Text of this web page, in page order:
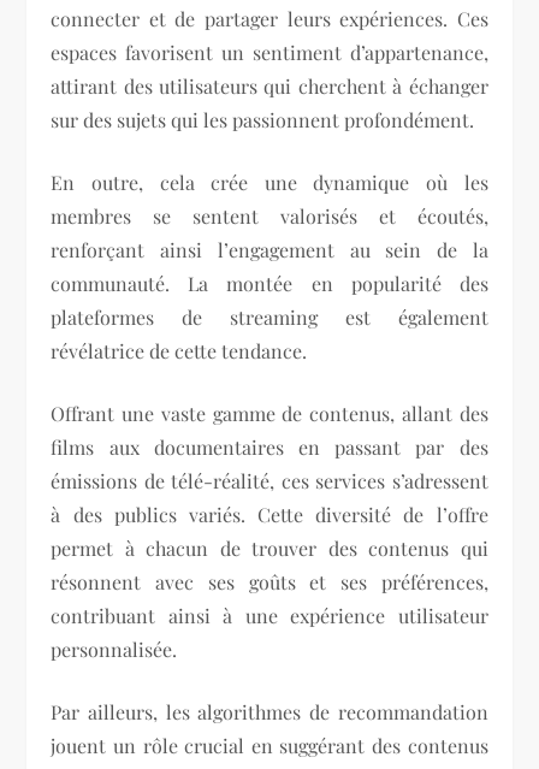
connecter et de partager leurs expériences. Ces
espaces favorisent un sentiment d’appartenance,
attirant des utilisateurs qui cherchent à échanger
sur des sujets qui les passionnent profondément.
En outre, cela crée une dynamique où les
membres se sentent valorisés et écoutés,
renforçant ainsi l’engagement au sein de la
communauté. La montée en popularité des
plateformes de streaming est également
révélatrice de cette tendance.
Offrant une vaste gamme de contenus, allant des
films aux documentaires en passant par des
émissions de télé-réalité, ces services s’adressent
à des publics variés. Cette diversité de l’offre
permet à chacun de trouver des contenus qui
résonnent avec ses goûts et ses préférences,
contribuant ainsi à une expérience utilisateur
personnalisée.
Par ailleurs, les algorithmes de recommandation
jouent un rôle crucial en suggérant des contenus